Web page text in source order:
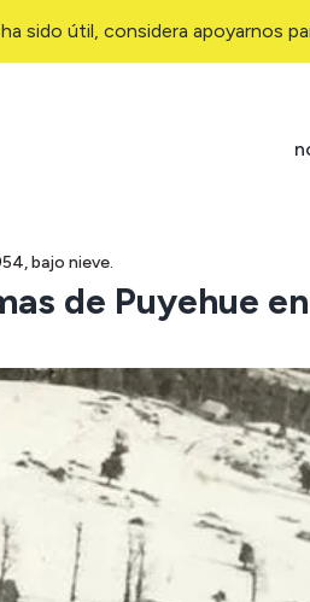
sido útil, considera apoyarnos
bajo nieve.
de Puyehue